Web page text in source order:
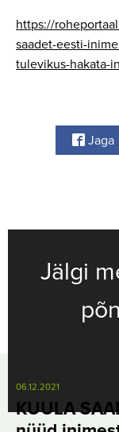
https://
saadet-eesti-
tulevikus-hakata-
Jaga
Jälgi
06.12.2021
KUULA